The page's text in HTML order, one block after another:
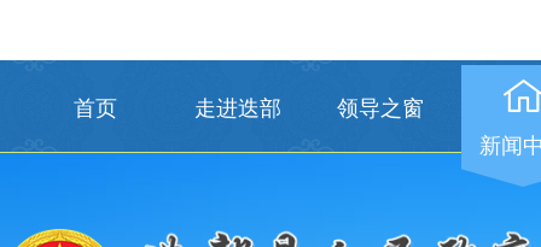
首页 走进迭部
领导之窗
新闻